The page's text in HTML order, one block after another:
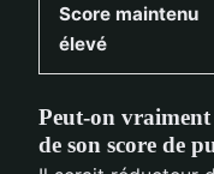
Score maintenu
élevé
Peut-on
de son score de